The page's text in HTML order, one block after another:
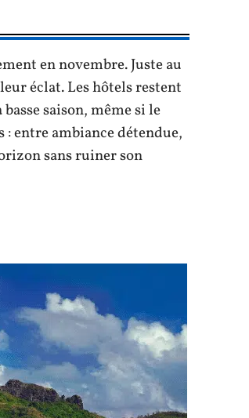
en novembre. Juste au
éclat. Les hôtels restent
saison, même si le
entre ambiance détendue,
sans ruiner son